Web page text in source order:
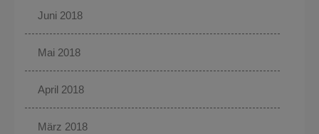
Juni 2018
Mai 2018
April 2018
März 2018